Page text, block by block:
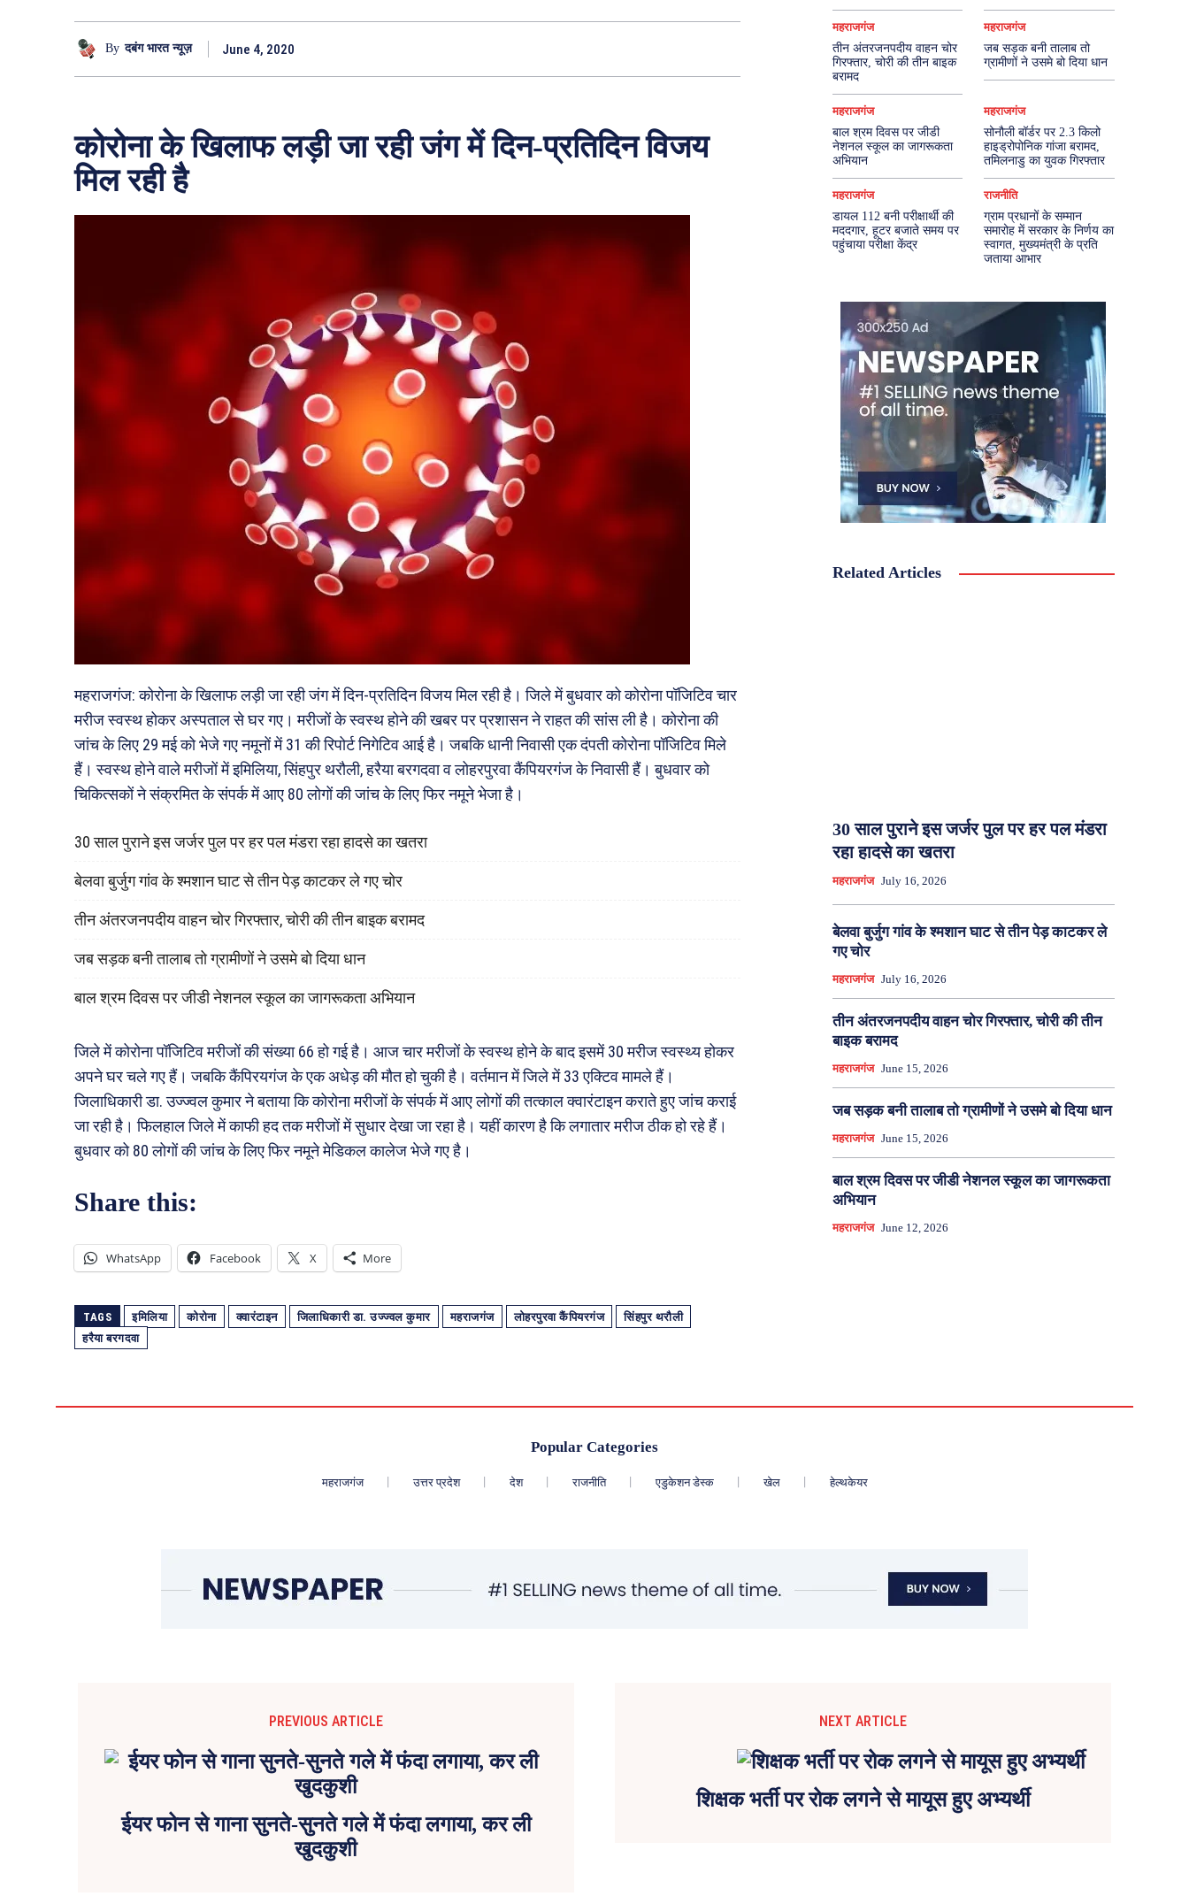
By दबंग भारत न्यूज़ June 4, 2020
कोरोना के खिलाफ लड़ी जा रही जंग में दिन-प्रतिदिन विजय
मिल रही है
महराजगंज: कोरोना के खिलाफ लड़ी जा रही जंग में दिन-प्रतिदिन विजय मिल रही है। जिले में बुधवार को कोरोना पॉजिटिव चार
मरीज स्वस्थ होकर अस्पताल से घर गए। मरीजों के स्वस्थ होने की खबर पर प्रशासन ने राहत की सांस ली है। कोरोना की
जांच के लिए 29 मई को भेजे गए नमूनों में 31 की रिपोर्ट निगेटिव आई है। जबकि धानी निवासी एक दंपती कोरोना पॉजिटिव मिले
हैं। स्वस्थ होने वाले मरीजों में इमिलिया, सिंहपुर थरौली, हरैया बरगदवा व लोहरपुरवा कैंपियरगंज के निवासी हैं। बुधवार को
चिकित्सकों ने संक्रमित के संपर्क में आए 80 लोगों की जांच के लिए फिर नमूने भेजा है।
30 साल पुराने इस जर्जर पुल पर हर पल मंडरा रहा हादसे का खतरा
बेलवा बुर्जुग गांव के श्मशान घाट से तीन पेड़ काटकर ले गए चोर
तीन अंतरजनपदीय वाहन चोर गिरफ्तार, चोरी की तीन बाइक बरामद
जब सड़क बनी तालाब तो ग्रामीणों ने उसमे बो दिया धान
बाल श्रम दिवस पर जीडी नेशनल स्कूल का जागरूकता अभियान
जिले में कोरोना पॉजिटिव मरीजों की संख्या 66 हो गई है। आज चार मरीजों के स्वस्थ होने के बाद इसमें 30 मरीज स्वस्थ्य होकर
अपने घर चले गए हैं। जबकि कैंपिरयगंज के एक अधेड़ की मौत हो चुकी है। वर्तमान में जिले में 33 एक्टिव मामले हैं।
जिलाधिकारी डा. उज्ज्वल कुमार ने बताया कि कोरोना मरीजों के संपर्क में आए लोगों की तत्काल क्वारंटाइन कराते हुए जांच कराई
जा रही है। फिलहाल जिले में काफी हद तक मरीजों में सुधार देखा जा रहा है। यहीं कारण है कि लगातार मरीज ठीक हो रहे हैं।
बुधवार को 80 लोगों की जांच के लिए फिर नमूने मेडिकल कालेज भेजे गए है।
Share this:
WhatsApp Facebook X More
TAGS इमिलिया कोरोना क्वारंटाइन जिलाधिकारी डा. उज्ज्वल कुमार महराजगंज लोहरपुरवा कैंपियरगंज
सिंहपुर थरौली
हरैया बरगदवा
महराजगंज
तीन अंतरजनपदीय वाहन चोर
गिरफ्तार, चोरी की तीन बाइक
बरामद
महराजगंज
जब सड़क बनी तालाब तो
ग्रामीणों ने उसमे बो दिया धान
महराजगंज
बाल श्रम दिवस पर जीडी
नेशनल स्कूल का जागरूकता
अभियान
महराजगंज
सोनौली बॉर्डर पर 2.3 किलो
हाइड्रोपोनिक गांजा बरामद,
तमिलनाडु का युवक गिरफ्तार
महराजगंज
डायल 112 बनी परीक्षार्थी की
मददगार, हूटर बजाते समय पर
पहुंचाया परीक्षा केंद्र
राजनीति
ग्राम प्रधानों के सम्मान
समारोह में सरकार के निर्णय का
स्वागत, मुख्यमंत्री के प्रति
जताया आभार
Related Articles
30 साल पुराने इस जर्जर पुल पर हर पल मंडरा
रहा हादसे का खतरा
महराजगंज July 16, 2026
बेलवा बुर्जुग गांव के श्मशान घाट से तीन पेड़ काटकर ले
गए चोर
महराजगंज July 16, 2026
तीन अंतरजनपदीय वाहन चोर गिरफ्तार, चोरी की तीन
बाइक बरामद
महराजगंज June 15, 2026
जब सड़क बनी तालाब तो ग्रामीणों ने उसमे बो दिया धान
महराजगंज June 15, 2026
बाल श्रम दिवस पर जीडी नेशनल स्कूल का जागरूकता
अभियान
महराजगंज June 12, 2026
Popular Categories
महराजगंज उत्तर प्रदेश देश राजनीति एडुकेशन डेस्क खेल हेल्थकेयर
PREVIOUS ARTICLE
ईयर फोन से गाना सुनते-सुनते गले में फंदा लगाया, कर ली
खुदकुशी
NEXT ARTICLE
शिक्षक भर्ती पर रोक लगने से मायूस हुए अभ्यर्थी